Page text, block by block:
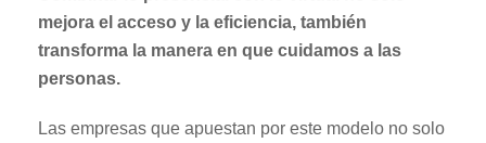
mejora el acceso y la eficiencia, también
transforma la manera en que cuidamos a las
personas.
Las empresas que apuestan por este modelo no solo